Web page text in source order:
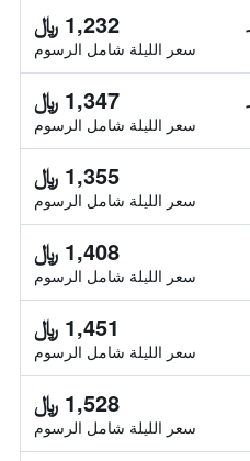
1,232 ﷼
سعر الليلة شامل الرسوم
1,347 ﷼
سعر الليلة شامل الرسوم
1,355 ﷼
سعر الليلة شامل الرسوم
1,408 ﷼
سعر الليلة شامل الرسوم
1,451 ﷼
سعر الليلة شامل الرسوم
1,528 ﷼
سعر الليلة شامل الرسوم